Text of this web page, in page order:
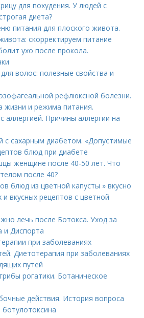
для похудения. У людей с
диета?
питания для плоского живота.
скорректируем питание
ухо после прокола.
волос: полезные свойства и
рефлюксной болезни.
жизни и режима питания.
аллергией. Причины аллергии на
с сахарным диабетом. «Допустимые
блюд при диабете
женщине после 40-50 лет. Что
после 40?
блюд из цветной капусты » вкусно
вкусных рецептов с цветной
лечь после Ботокса. Уход за
и Диспорта
при заболеваниях
Диетотерапия при заболеваниях
путей
рогатики. Ботаническое
действия. История вопроса